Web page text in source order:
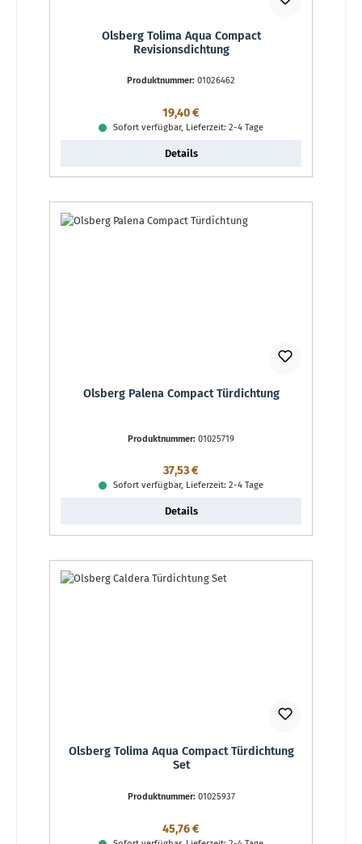
Olsberg Tolima Aqua Compact
Revisionsdichtung
Produktnummer: 01026462
Regulärer Preis:
19,40 €
Sofort verfügbar, Lieferzeit: 2-4 Tage
Details
Olsberg Palena Compact Türdichtung
Produktnummer: 01025719
Regulärer Preis:
37,53 €
Sofort verfügbar, Lieferzeit: 2-4 Tage
Details
Olsberg Tolima Aqua Compact Türdichtung
Set
Produktnummer: 01025937
Regulärer Preis:
45,76 €